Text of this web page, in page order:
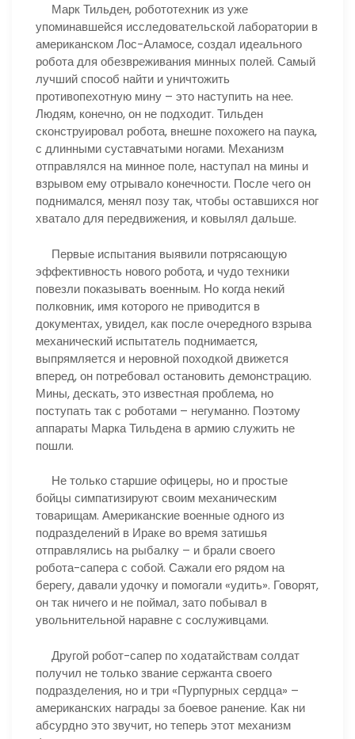
Марк Тильден, робототехник из уже
упоминавшейся исследовательской лаборатории в
американском Лос-Аламосе, создал идеального
робота для обезвреживания минных полей. Самый
лучший способ найти и уничтожить
противопехотную мину – это наступить на нее.
Людям, конечно, он не подходит. Тильден
сконструировал робота, внешне похожего на паука,
с длинными суставчатыми ногами. Механизм
отправлялся на минное поле, наступал на мины и
взрывом ему отрывало конечности. После чего он
поднимался, менял позу так, чтобы оставшихся ног
хватало для передвижения, и ковылял дальше.
Первые испытания выявили потрясающую
эффективность нового робота, и чудо техники
повезли показывать военным. Но когда некий
полковник, имя которого не приводится в
документах, увидел, как после очередного взрыва
механический испытатель поднимается,
выпрямляется и неровной походкой движется
вперед, он потребовал остановить демонстрацию.
Мины, дескать, это известная проблема, но
поступать так с роботами – негуманно. Поэтому
аппараты Марка Тильдена в армию служить не
пошли.
Не только старшие офицеры, но и простые
бойцы симпатизируют своим механическим
товарищам. Американские военные одного из
подразделений в Ираке во время затишья
отправлялись на рыбалку – и брали своего
робота-сапера с собой. Сажали его рядом на
берегу, давали удочку и помогали «удить». Говорят,
он так ничего и не поймал, зато побывал в
увольнительной наравне с сослуживцами.
Другой робот-сапер по ходатайствам солдат
получил не только звание сержанта своего
подразделения, но и три «Пурпурных сердца» –
американских награды за боевое ранение. Как ни
абсурдно это звучит, но теперь этот механизм